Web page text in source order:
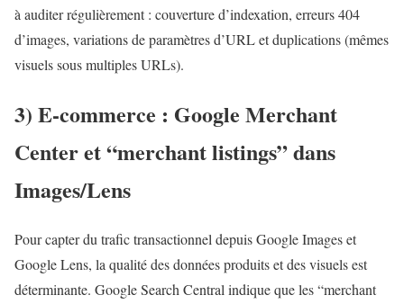
à auditer régulièrement : couverture d’indexation, erreurs 404
d’images, variations de paramètres d’URL et duplications (mêmes
visuels sous multiples URLs).
3) E-commerce : Google Merchant
Center et “merchant listings” dans
Images/Lens
Pour capter du trafic transactionnel depuis Google Images et
Google Lens, la qualité des données produits et des visuels est
déterminante. Google Search Central indique que les “merchant